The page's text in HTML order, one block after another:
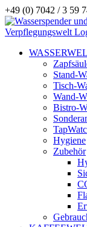
Zum
Inhalt
springen
+49 (0) 7042 / 3 59
Facebook
LinkedIn
Xing
Instagram
Stand-
Tisch-
Wand-
Bistro-
Hygiene
Zubehör